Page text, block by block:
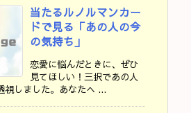
当たるルノルマンカー
ドで見る「あの人の今
の気持ち」
恋愛に悩んだときに、ぜひ
見てほしい！三択であの人
視しました。あなたへ ...